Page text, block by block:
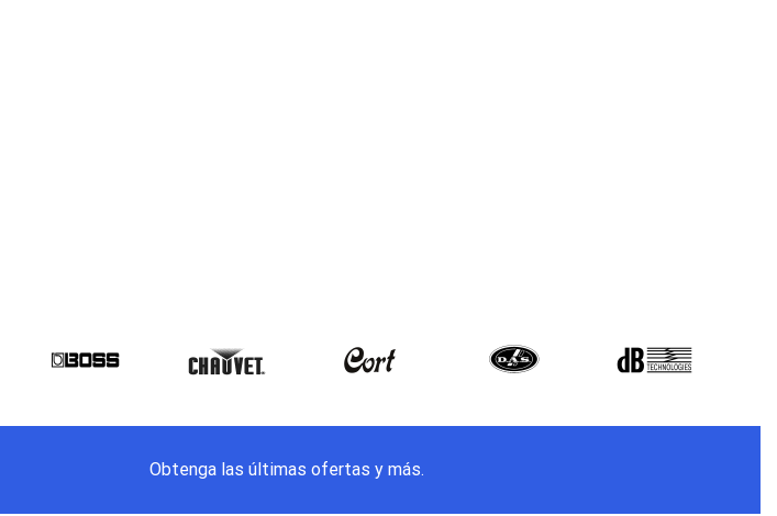
Obtenga las últimas ofertas y más.